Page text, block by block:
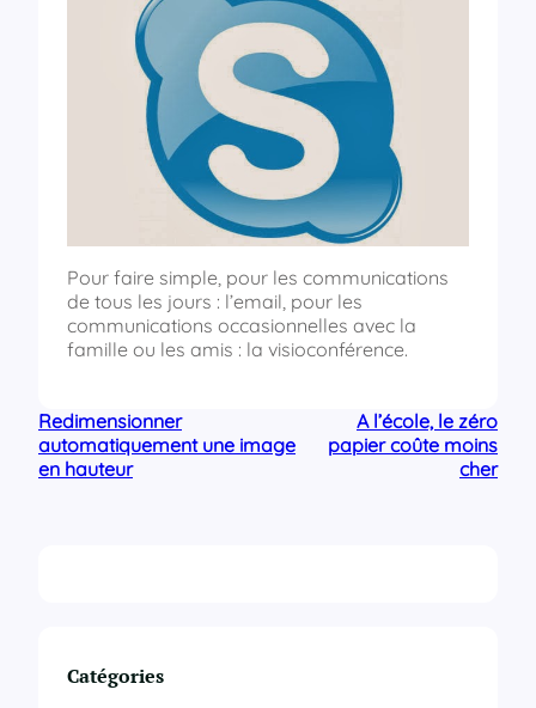
Pour faire simple, pour les communications
de tous les jours : l’email, pour les
communications occasionnelles avec la
famille ou les amis : la visioconférence.
Redimensionner
automatiquement une image
en hauteur
A l’école, le zéro
papier coûte moins
cher
Catégories